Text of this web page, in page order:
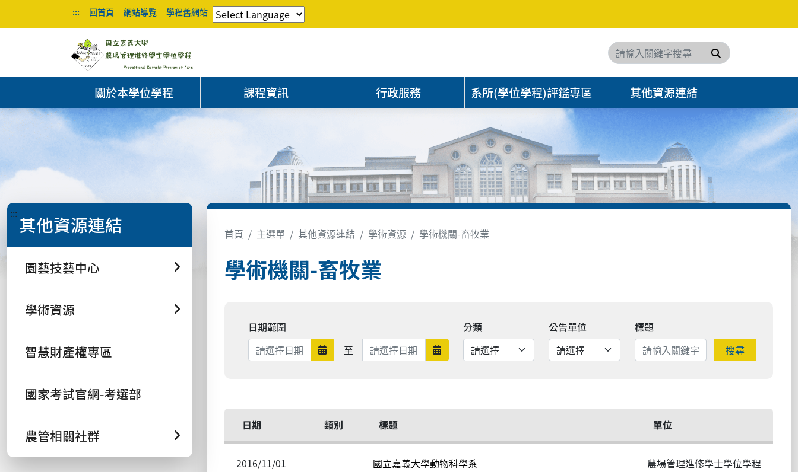
::: 回首頁 網站導覽 學程舊網站
搜尋
關於本學位學程 課程資訊 行政服務 系所(學位學程)評鑑專區 其他資源連結
::: 其他資源連結
園藝技藝中心
學術資源
智慧財產權專區
國家考試官網-考選部
農管相關社群
首頁 主選單 其他資源連結 學術資源 學術機關-畜牧業
學術機關-畜牧業
日期範圍
日期範圍開始
至 日期範圍結束 日期範圍結束
分類 公告單位
標題
搜尋
日期 類別 標題 單位
2016/11/01 國立嘉義大學動物科學系 農場管理進修學士學位學程